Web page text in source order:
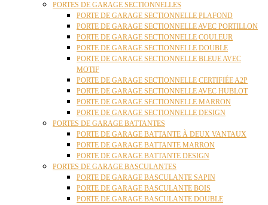
PORTES DE GARAGE SECTIONNELLES
PORTE DE GARAGE SECTIONNELLE PLAFOND
PORTE DE GARAGE SECTIONNELLE AVEC PORTILLON
PORTE DE GARAGE SECTIONNELLE COULEUR
PORTE DE GARAGE SECTIONNELLE DOUBLE
PORTE DE GARAGE SECTIONNELLE BLEUE AVEC
MOTIF
PORTE DE GARAGE SECTIONNELLE CERTIFIÉE A2P
PORTE DE GARAGE SECTIONNELLE AVEC HUBLOT
PORTE DE GARAGE SECTIONNELLE MARRON
PORTE DE GARAGE SECTIONNELLE DESIGN
PORTES DE GARAGE BATTANTES
PORTE DE GARAGE BATTANTE À DEUX VANTAUX
PORTE DE GARAGE BATTANTE MARRON
PORTE DE GARAGE BATTANTE DESIGN
PORTES DE GARAGE BASCULANTES
PORTE DE GARAGE BASCULANTE SAPIN
PORTE DE GARAGE BASCULANTE BOIS
PORTE DE GARAGE BASCULANTE DOUBLE